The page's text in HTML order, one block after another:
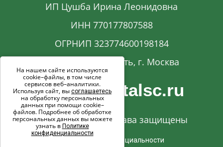
ИП Цушба Ирина Леонидовна
ИНН 770177807588
ОГРНИП 323774600198184
Московская область, г. Москва
info@capitalsc.ru
© 2017-2026. Все права защищены
Политика конфиденциальности
На нашем сайте используются
cookie–файлы, в том числе
сервисов веб–аналитики.
Используя сайт, вы соглашаетесь
на обработку персональных
данных при помощи cookie–
файлов. Подробнее об обработке
персональных данных вы можете
узнать в Политике
конфиденциальности